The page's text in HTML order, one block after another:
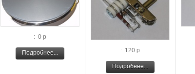
: 0 р
Подробнее... : 120 р
Подробнее...